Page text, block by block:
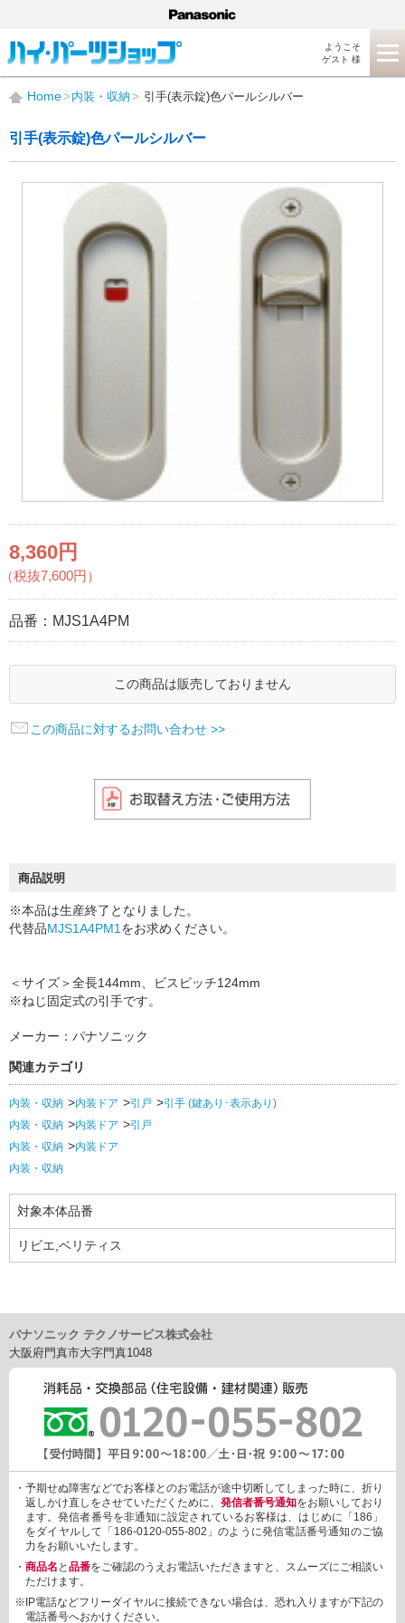
ようこそ
ゲスト 様
Home 内装・収納 引手(表示錠)色パールシルバー
引手(表示錠)色パールシルバー
8,360円
（税抜7,600円）
品番： MJS1A4PM
この商品は販売しておりません
この商品に対するお問い合わせ >>
商品説明
※本品は生産終了となりました。
代替品MJS1A4PM1 をお求めください。
＜サイズ＞全長144mm、ビスピッチ124mm
※ねじ固定式の引手です。
メーカー：パナソニック
関連カテゴリ
内装・収納 内装ドア 引戸
引手 (鍵あり･表示あり)
内装・収納
内装ドア
引戸
内装・収納
内装ドア
内装・収納
対象本体品番
リビエ,ベリティス
パナソニック テクノサービス株式会社
大阪府門真市大字門真1048
・予期せぬ障害などでお客様とのお電話が途中切断してしまった時に、折り
返しかけ直しをさせていただくために、 発信者番号通知をお願いしており
ます。発信者番号を非通知に設定されているお客様は、はじめに「186」
をダイヤルして「186-0120-055-802」のように発信電話番号通知のご協
力をお願いいたします。
・ 商品名 と 品番をご確認のうえお電話いただきますと、スムーズにご相談い
ただけます。
※IP電話などフリーダイヤルに接続できない場合は、恐れ入りますが下記の
電話番号へおかけください。